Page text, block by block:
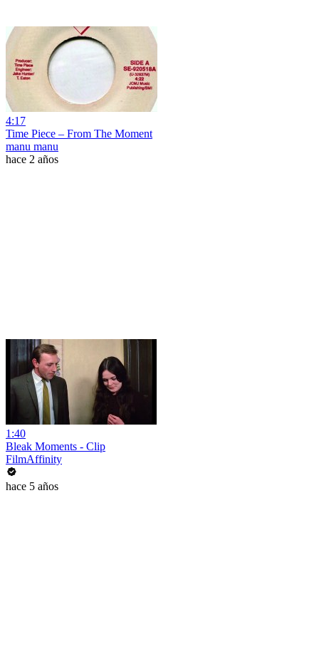
4:17
Time Piece – From The Moment
manu manu
hace 2 años
1:40
Bleak Moments - Clip
FilmAffinity
hace 5 años